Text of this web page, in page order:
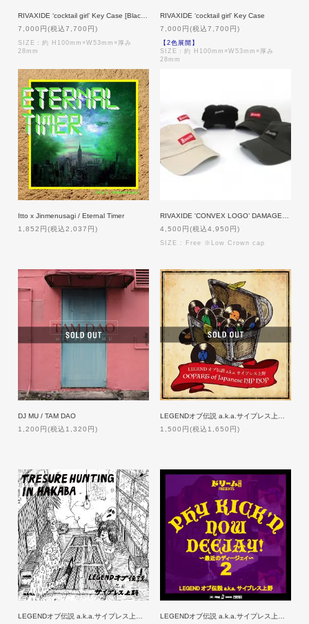
7,000円(税込7,700円)
SIZE：約 H100mm×W53mm×厚み
28mm
RIVAXIDE ‘cocktail girl’ Key Case
7,000円(税込7,700円)
【2色展開】
SIZE：約 H100mm×W53mm×厚み
28mm
Itto x Jinmenusagi / Eternal Timer
1,852円(税込2,037円)
4,500円(税込4,950円)
SIZE : Free ※Low Crown cap
DJ MU / TAM DAO
1,200円(税込1,320円)
1,500円(税込1,650円)